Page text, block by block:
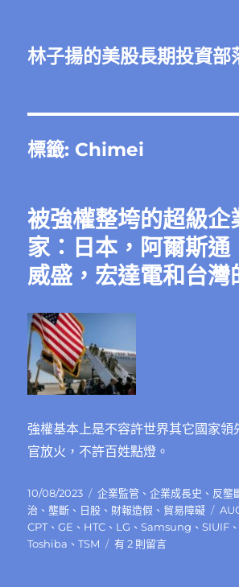
林子揚的美股長期投資部
標籤: Chimei
被強權整垮的超級企
家：日本，阿爾斯通
威盛，宏達電和台灣
強權基本上是不容許世界其它國家領
官放火，不許百姓點燈。
發
佈
日
期:
10/08/2023
分
類
企業監管 、企業成長史 、 反壟
治 、壟斷 、 日股 、 財報造假 、 貿易障礙
標
籤
CPT、GE 、 HTC 、 LG 、Samsung 、SIUIF
Toshiba 、TSM
在
有 2 則留言